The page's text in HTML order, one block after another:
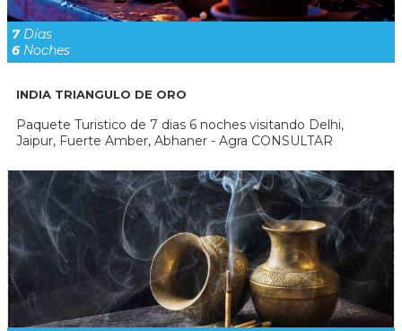
7Días
6 Noches
INDIA TRIANGULO DE ORO
Paquete Turistico de 7 dias 6 noches visitando Delhi,
Jaipur, Fuerte Amber, Abhaner - Agra CONSULTAR